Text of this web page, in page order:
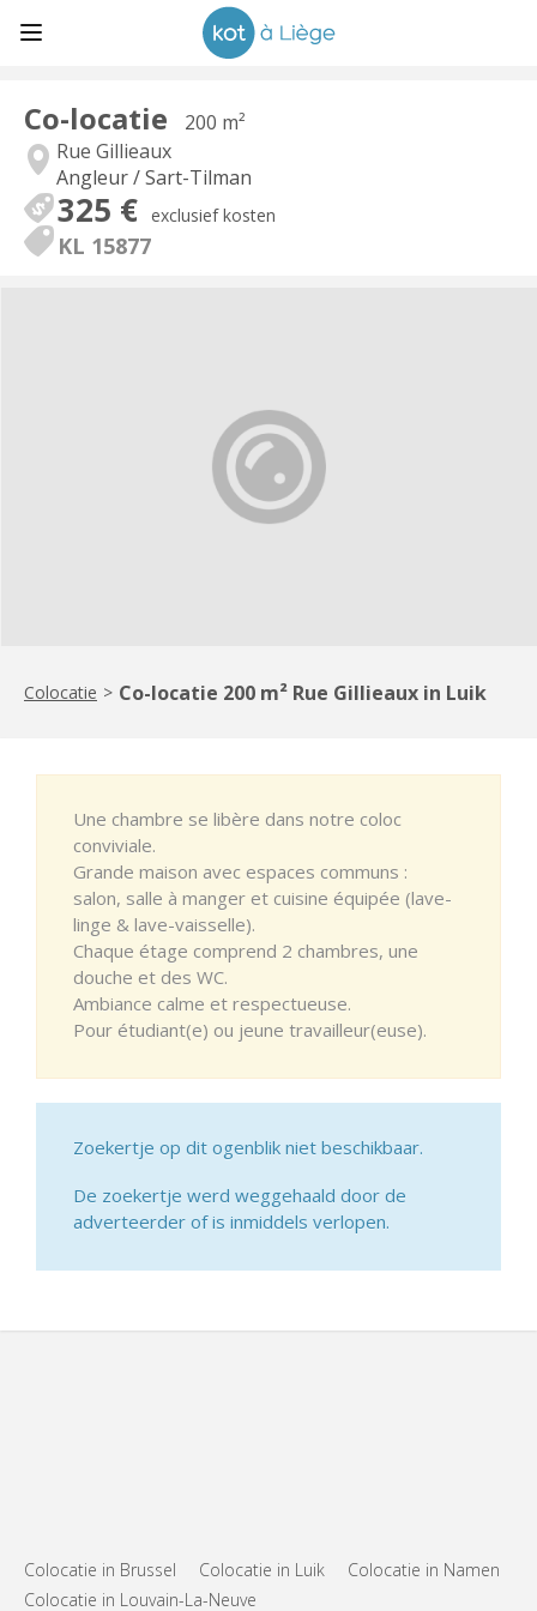
Co-locatie
200 m²
Rue Gillieaux
Angleur / Sart-Tilman
325 € exclusief kosten
KL 15877
Colocatie > Co-locatie 200 m² Rue Gillieaux in Luik
Une chambre se libère dans notre coloc
conviviale.
Grande maison avec espaces communs :
salon, salle à manger et cuisine équipée (lave-
linge & lave-vaisselle).
Chaque étage comprend 2 chambres, une
douche et des WC.
Ambiance calme et respectueuse.
Pour étudiant(e) ou jeune travailleur(euse).
Zoekertje op dit ogenblik niet beschikbaar.
De zoekertje werd weggehaald door de
adverteerder of is inmiddels verlopen.
Colocatie in Brussel Colocatie in Luik
Colocatie in Namen
Colocatie in Louvain-La-Neuve